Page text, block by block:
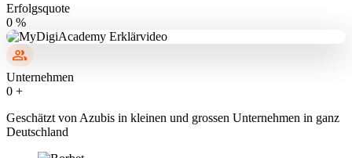
Erfolgsquote
0 %
Unternehmen
0 +
Geschätzt von Azubis in kleinen und grossen Unternehmen in ganz
Deutschland